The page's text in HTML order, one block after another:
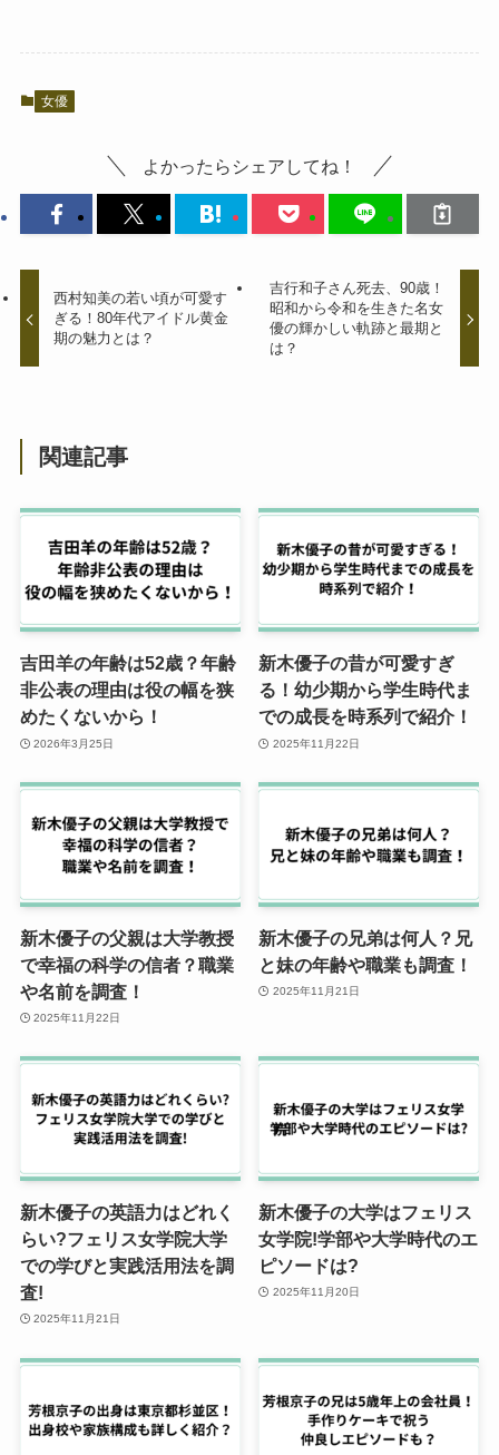
女優
よかったらシェアしてね！
西村知美の若い頃が可愛す
ぎる！80年代アイドル黄金
期の魅力とは？
吉行和子さん死去、90歳！
昭和から令和を生きた名女
優の輝かしい軌跡と最期と
は？
関連記事
吉田羊の年齢は52歳？年齢
非公表の理由は役の幅を狭
めたくないから！
2026年3月25日
新木優子の昔が可愛すぎ
る！幼少期から学生時代ま
での成長を時系列で紹介！
2025年11月22日
新木優子の父親は大学教授
で幸福の科学の信者？職業
や名前を調査！
2025年11月22日
新木優子の兄弟は何人？兄
と妹の年齢や職業も調査！
2025年11月21日
新木優子の英語力はどれく
らい?フェリス女学院大学
での学びと実践活用法を調
査!
2025年11月21日
新木優子の大学はフェリス
女学院!学部や大学時代のエ
ピソードは?
2025年11月20日